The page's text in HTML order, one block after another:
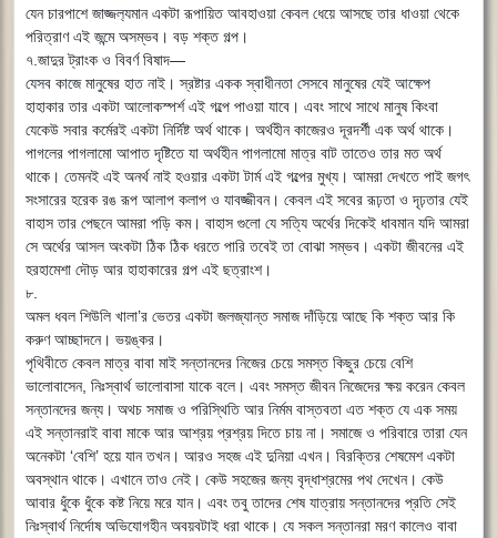
যেন চারপাশে জাজ্জল‍্যমান একটা রূপায়িত আবহাওয়া কেবল ধেয়ে আসছে তার ধাওয়া থেকে
পরিত্রাণ এই জন্মে অসম্ভব। বড় শক্ত গল্প।
৭.জাদুর ট্রাংক ও বিবর্ণ বিষাদ―
যেসব কাজে মানুষের হাত নাই। স্রষ্টার একক স্বাধীনতা সেসবে মানুষের যেই আক্ষেপ
হাহাকার তার একটা আলোকস্পর্শ এই গল্পে পাওয়া যাবে। এবং সাথে সাথে মানুষ কিংবা
যেকেউ সবার কর্মেরই একটা নির্দিষ্ট অর্থ থাকে। অর্থহীন কাজেরও দূরদর্শী এক অর্থ থাকে।
পাগলের পাগলামো আপাত দৃষ্টিতে যা অর্থহীন পাগলামো মাত্র বাট তাতেও তার মত অর্থ
থাকে। তেমনই এই অনর্থ নাই হওয়ার একটা টার্ম এই গল্পের মুখ্য। আমরা দেখতে পাই জগৎ
সংসারের হরেক রঙ রূপ আলাপ কলাপ ও যাবজ্জীবন। কেবল এই সবের রূঢ়তা ও দৃঢ়তার যেই
বাহাস তার পেছনে আমরা পড়ি কম। বাহাস গুলো যে সত্যি অর্থের দিকেই ধাবমান যদি আমরা
সে অর্থের আসল অংকটা ঠিক ঠিক ধরতে পারি তবেই তা বোঝা সম্ভব। একটা জীবনের এই
হরহামেশা দৌড় আর হাহাকারের গল্প এই ছত্রাংশ।
৮.
অমল ধবল শিউলি খালা’র ভেতর একটা জলজ্যান্ত সমাজ দাঁড়িয়ে আছে কি শক্ত আর কি
করুণ আচ্ছাদনে। ভয়ঙ্কর।
পৃথিবীতে কেবল মাত্র বাবা মাই সন্তানদের নিজের চেয়ে সমস্ত কিছুর চেয়ে বেশি
ভালোবাসেন, নিঃস্বার্থ ভালোবাসা যাকে বলে। এবং সমস্ত জীবন নিজেদের ক্ষয় করেন কেবল
সন্তানদের জন্য। অথচ সমাজ ও পরিস্থিতি আর নির্মম বাস্তবতা এত শক্ত যে এক সময়
এই সন্তানরাই বাবা মাকে আর আশ্রয় প্রশ্রয় দিতে চায় না। সমাজে ও পরিবারে তারা যেন
অনেকটা ‘বেশি’ হয়ে যান তখন। আরও সহজ এই দুনিয়া এখন। বিরক্তির শেষমেশ একটা
অবস্থান থাকে। এখানে তাও নেই। কেউ সহজের জন্য বৃদ্ধাশ্রমের পথ দেখেন। কেউ
আবার ধুঁকে ধুঁকে কষ্ট নিয়ে মরে যান। এবং তবু তাদের শেষ যাত্রায় সন্তানদের প্রতি সেই
নিঃস্বার্থ নির্দোষ অভিযোগহীন অবয়বটাই ধরা থাকে। যে সকল সন্তানরা মরণ কালেও বাবা